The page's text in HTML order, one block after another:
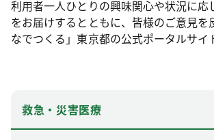
利用者一人ひとりの興味関心や状況に応
をお届けするとともに、皆様のご意見を
なでつくる」東京都の公式ポータルサイ
救急・災害医療